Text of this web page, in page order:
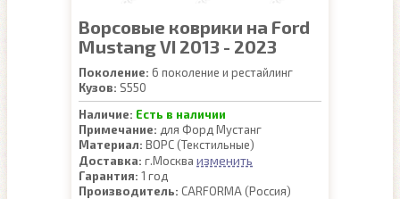
Ворсовые коврики на Ford
Mustang VI 2013 - 2023
Поколение: 6 поколение и рестайлинг
Кузов: S550
Наличие: Есть в наличии
Примечание: для Форд Мустанг
Материал: ВОРС (Текстильные)
Доставка: г.Москва изменить
Гарантия: 1 год
Производитель: CARFORMA (Россия)